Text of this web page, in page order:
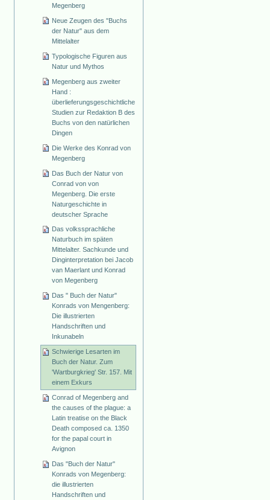
Megenberg
Neue Zeugen des "Buchs
der Natur" aus dem
Mittelalter
Typologische Figuren aus
Natur und Mythos
Megenberg aus zweiter
Hand :
überlieferungsgeschichtliche
Studien zur Redaktion B des
Buchs von den natürlichen
Dingen
Die Werke des Konrad von
Megenberg
Das Buch der Natur von
Conrad von von
Megenberg. Die erste
Naturgeschichte in
deutscher Sprache
Das volkssprachliche
Naturbuch im späten
Mittelalter. Sachkunde und
Dinginterpretation bei Jacob
van Maerlant und Konrad
von Megenberg
Das " Buch der Natur"
Konrads von Mengenberg:
Die illustrierten
Handschriften und
Inkunabeln
Schwierige Lesarten im
Buch der Natur. Zum
'Wartburgkrieg' Str. 157. Mit
einem Exkurs
Conrad of Megenberg and
the causes of the plague: a
Latin treatise on the Black
Death composed ca. 1350
for the papal court in
Avignon
Das "Buch der Natur"
Konrads von Megenberg:
die illustrierten
Handschriften und